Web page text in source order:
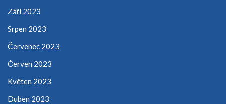
Září 2023
Srpen 2023
Červenec 2023
Červen 2023
Květen 2023
Duben 2023